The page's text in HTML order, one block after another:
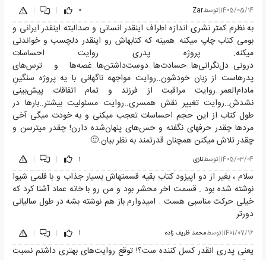
1405/05/14
|توسطZar
0
|
|
به نظرم کمتر نشری اندازه اطراف اینقدر انسانی و صدالبته اینقدر ایرانی و
بومی کتاب چاپ میکنه..همینه که کتابهاش رو اینقدر دلچسب و خواندنی
میکنه‌. پروژه پدری روایت احساسات
درونی..دل‌نگرانی‌ها..حسادت‌ها..دوست‌داشتن‌ها..غصه‌ها و ترس‌های
پدرهاست از زبان خودشون..روایت مواجهه ناگهانی با یه پروژه سنگینِ
مادام‌العمر..روایت مراقبت از فرزند و تمام اتفاقات پیش‌بینی
نشدش..روایت تغییر نقش همسری..روایت مسئولیت بیشتر..بارها در
طول کتاب از این حجم احساسات تعجب میکنی و به خودت میگی آخی
مردها چقدر حرفهای نگفته و حس‌های پنهان‌شده دارن! چقدر میترسن و
چقدر تلاش میکنن همچنان قدرتمند به نظر بیان.🙂
1405/03/04
|توسطنازی 1
|
|
سلام ، بغیر از دو اپیزود کتاب بقیه قسمتهاش بسیار جذاب و با قلمی شیوا
نوشته شده بود . قسمت اخر محشر بود و من رو با خانه عماد آشنا کرد که
خیلی حرکت مناسبی هست . امیدوارم باز هم نوشته بشه در طول سالیانی
دورتر
1401/07/16
|توسطمحمد ظریف زاده 1
|
|
یعنی پدری انقدر کسل کننده ست؟! توقع روایت‌های بهتری داشتم نسبت